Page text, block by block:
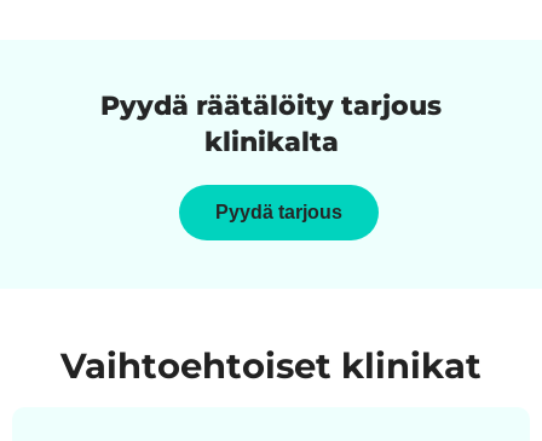
Pyydä räätälöity tarjous
klinikalta
Pyydä tarjous
Vaihtoehtoiset klinikat